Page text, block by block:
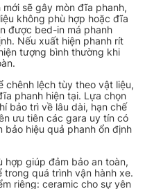
sẽ gây mòn đĩa phanh,
không phù hợp hoặc đĩa
được bed-in má phanh
Nếu xuất hiện phanh rít
tượng bình thường khi
chênh lệch tùy theo vật liệu,
phanh hiện tại. Lựa chọn
bảo trì về lâu dài, hạn chế
ưu tiên các gara uy tín có
hiệu quả phanh ổn định
hợp giúp đảm bảo an toàn,
quá trình vận hành xe.
riêng: ceramic cho sự yên